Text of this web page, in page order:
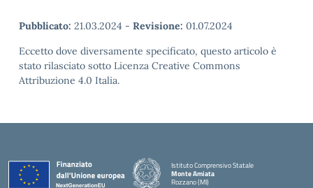
Pubblicato: 21.03.2024 - Revisione: 01.07.2024
Eccetto dove diversamente specificato, questo articolo è
stato rilasciato sotto Licenza Creative Commons
Attribuzione 4.0 Italia.
Istituto Comprensivo Statale
Monte Amiata
Rozzano (MI)